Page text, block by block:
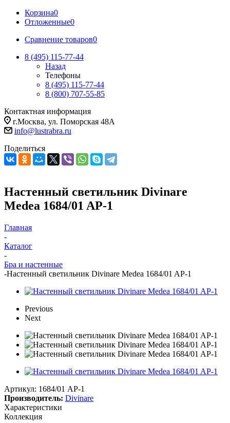
Корзина0
Отложенные0
Сравнение товаров0
8 (495) 115-77-44
Назад
Телефоны
8 (495) 115-77-44
8 (800) 707-55-85
Контактная информация
г.Москва, ул. Поморская 48А
info@lustrabra.ru
Поделиться
Настенный светильник Divinare
Medea 1684/01 AP-1
Главная
-
Каталог
-
Бра и настенные
-Настенный светильник Divinare Medea 1684/01 AP-1
Previous
Next
Артикул: 1684/01 AP-1
Производитель: Divinare
Характеристики
Коллекция